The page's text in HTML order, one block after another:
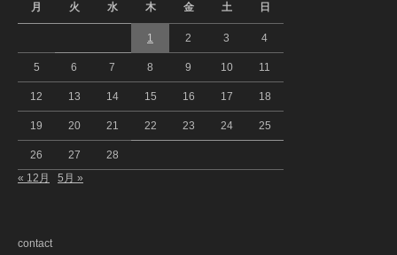
月 火 水 木 金 土 日
1 2 3 4
5 6 7 8 9 10 11
12 13 14 15 16 17 18
19 20 21 22 23 24 25
26 27 28
« 12月 5月 »
contact